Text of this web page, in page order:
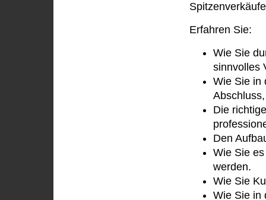
Erfahren Sie:
Wie Sie
sinnvolles
Wie Sie in
Die
Den
Wie Sie
werden.
Wie Sie
Wie Sie in